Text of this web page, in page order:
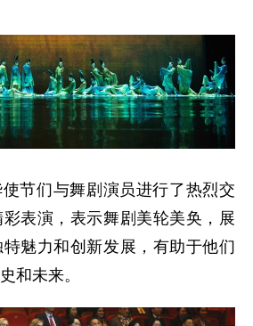
节们与舞剧演员进行了热烈交
表演，表示舞剧美轮美奂，展
魅力和创新发展，有助于他们
和未来。